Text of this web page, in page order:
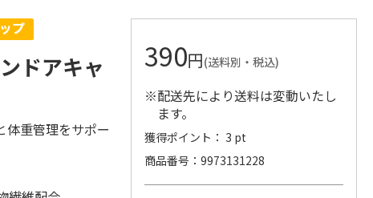
ドアキャ
体重管理をサポー
390円(送料別・税込)
※配送先により送料は変動いたし
ます。
獲得ポイント： 3 pt
商品番号
9973131228